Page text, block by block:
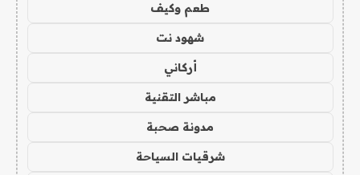
طعم وكيف
شهود نت
أركاني
مباشر التقنية
مدونة صحبة
شرقيات السياحة